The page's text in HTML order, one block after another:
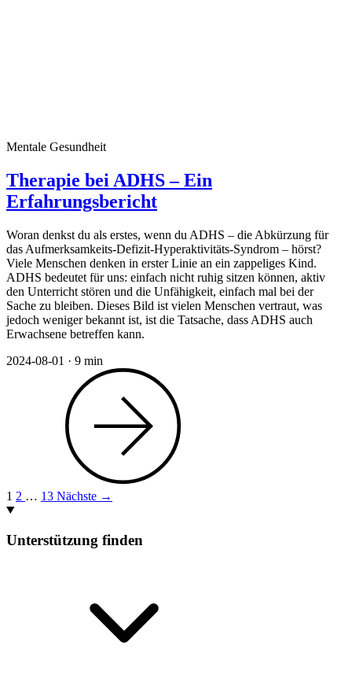
Mentale Gesundheit
Therapie bei ADHS – Ein
Erfahrungsbericht
Woran denkst du als erstes, wenn du ADHS – die Abkürzung für
das Aufmerksamkeits-Defizit-Hyperaktivitäts-Syndrom – hörst?
Viele Menschen denken in erster Linie an ein zappeliges Kind.
ADHS bedeutet für uns: einfach nicht ruhig sitzen können, aktiv
den Unterricht stören und die Unfähigkeit, einfach mal bei der
Sache zu bleiben. Dieses Bild ist vielen Menschen vertraut, was
jedoch weniger bekannt ist, ist die Tatsache, dass ADHS auch
Erwachsene betreffen kann.
2024-08-01 · 9 min
1 2 … 13 Nächste →
Unterstützung finden